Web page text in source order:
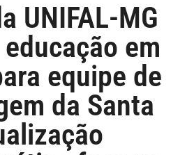
UNIFAL-MG
em
equipe de
da Santa